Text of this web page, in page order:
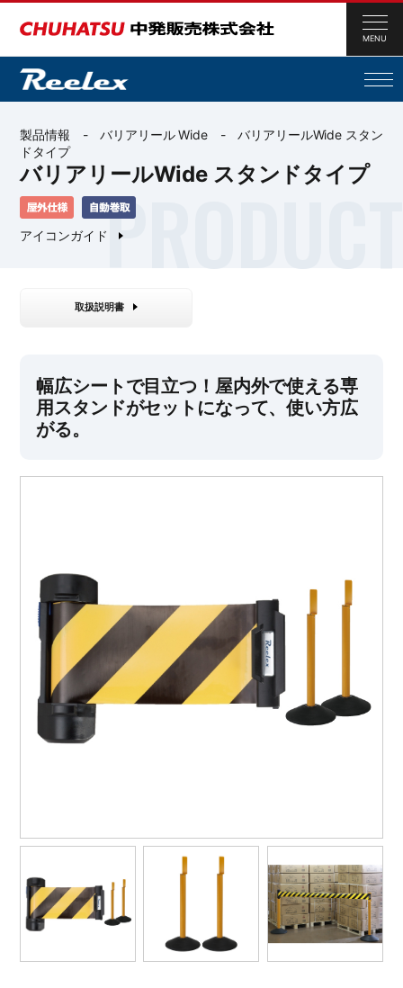
MENU
製品情報 -バリアリール Wide- バリアリールWide スタン
ドタイプ
バリアリールWide スタンドタイプ
アイコンガイド
取扱説明書
幅広シートで目立つ！屋内外で使える専
用スタンドがセットになって、使い方広
がる。